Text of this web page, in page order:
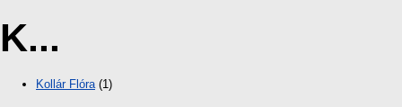
K...
Kollár Flóra(1)